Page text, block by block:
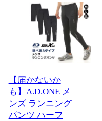
【届かないか
も】A.D.ONE メ
ンズ ランニング
パンツ ハーフ